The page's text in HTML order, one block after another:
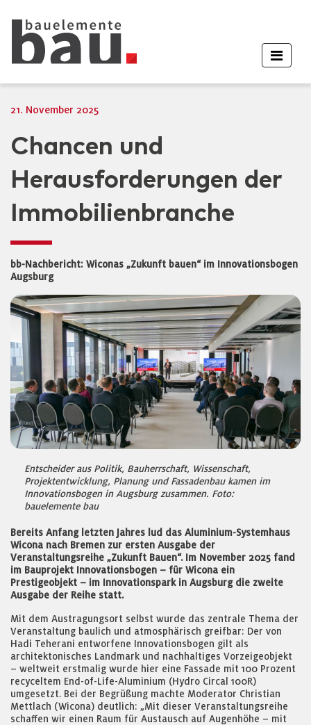
21. November 2025
Chancen und
Herausforderungen der
Immobilienbranche
bb-Nachbericht: Wiconas „Zukunft bauen“ im Innovationsbogen
Augsburg
Entscheider aus Politik, Bauherrschaft, Wissenschaft,
Projektentwicklung, Planung und Fassadenbau kamen im
Innovationsbogen in Augsburg zusammen. Foto:
bauelemente bau
Bereits Anfang letzten Jahres lud das Aluminium-Systemhaus
Wicona nach Bremen zur ersten Ausgabe der
Veranstaltungsreihe „Zukunft Bauen“. Im November 2025 fand
im Bauprojekt Innovationsbogen – für Wicona ein
Prestigeobjekt – im Innovationspark in Augsburg die zweite
Ausgabe der Reihe statt.
Mit dem Austragungsort selbst wurde das zentrale Thema der
Veranstaltung baulich und atmosphärisch greifbar: Der von
Hadi Teherani entworfene Innovationsbogen gilt als
architektonisches Landmark und nachhaltiges Vorzeigeobjekt
– weltweit erstmalig wurde hier eine Fassade mit 100 Prozent
recyceltem End-of-Life-Aluminium (Hydro Circal 100R)
umgesetzt. Bei der Begrüßung machte Moderator Christian
Mettlach (Wicona) deutlich: „Mit dieser Veranstaltungsreihe
schaffen wir einen Raum für Austausch auf Augenhöhe – mit